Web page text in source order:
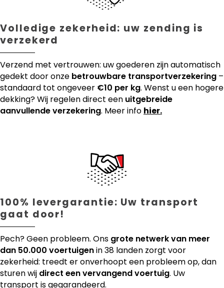
Volledige zekerheid: uw zending is
verzekerd
Verzend met vertrouwen: uw goederen zijn automatisch
gedekt door onze betrouwbare transportverzekering –
standaard tot ongeveer €10 per kg. Wenst u een hogere
dekking? Wij regelen direct een uitgebreide
aanvullende verzekering. Meer info hier.
100% levergarantie: Uw transport
gaat door!
Pech? Geen probleem. Ons grote netwerk van meer
dan 50.000 voertuigenin 38 landen zorgt voor
zekerheid: treedt er onverhoopt een probleem op, dan
sturen wij direct een vervangend voertuig. Uw
transport is gegarandeerd.